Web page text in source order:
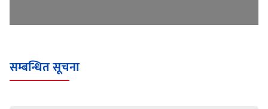
सम्बन्धित सूचना